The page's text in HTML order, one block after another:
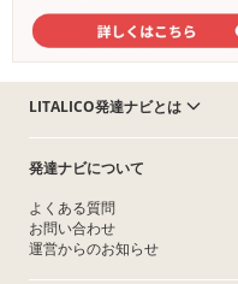
LITALICO発達ナビとは
発達ナビについて
よくある質問
お問い合わせ
運営からのお知らせ